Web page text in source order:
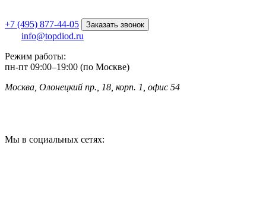
+7 (495) 877-44-05 Заказать звонок
info@topdiod.ru
Режим работы:
пн-пт 09:00–19:00 (по Москве)
Москва, Олонецкий пр., 18, корп. 1, офис 54
Мы в социальных сетях: